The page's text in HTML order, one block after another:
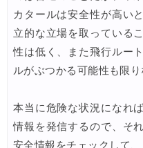
カタールは安全性が高い
立的な立場を取っている
性は低く、また飛行ルー
ルがぶつかる可能性も限
本当に危険な状況になれ
情報を発信するので、そ
安全情報をチェックして